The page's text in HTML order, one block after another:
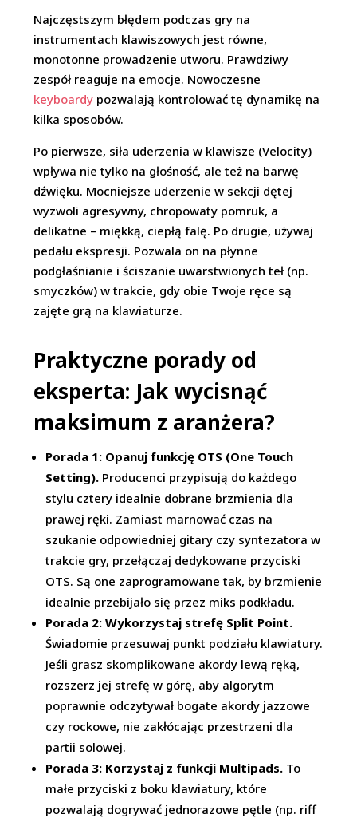
Najczęstszym błędem podczas gry na
instrumentach klawiszowych jest równe,
monotonne prowadzenie utworu. Prawdziwy
zespół reaguje na emocje. Nowoczesne
keyboardy pozwalają kontrolować tę dynamikę na
kilka sposobów.
Po pierwsze, siła uderzenia w klawisze (Velocity)
wpływa nie tylko na głośność, ale też na barwę
dźwięku. Mocniejsze uderzenie w sekcji dętej
wyzwoli agresywny, chropowaty pomruk, a
delikatne – miękką, ciepłą falę. Po drugie, używaj
pedału ekspresji. Pozwala on na płynne
podgłaśnianie i ściszanie uwarstwionych teł (np.
smyczków) w trakcie, gdy obie Twoje ręce są
zajęte grą na klawiaturze.
Praktyczne porady od
eksperta: Jak wycisnąć
maksimum z aranżera?
Porada 1: Opanuj funkcję OTS (One Touch
Setting). Producenci przypisują do każdego
stylu cztery idealnie dobrane brzmienia dla
prawej ręki. Zamiast marnować czas na
szukanie odpowiedniej gitary czy syntezatora w
trakcie gry, przełączaj dedykowane przyciski
OTS. Są one zaprogramowane tak, by brzmienie
idealnie przebijało się przez miks podkładu.
Porada 2: Wykorzystaj strefę Split Point.
Świadomie przesuwaj punkt podziału klawiatury.
Jeśli grasz skomplikowane akordy lewą ręką,
rozszerz jej strefę w górę, aby algorytm
poprawnie odczytywał bogate akordy jazzowe
czy rockowe, nie zakłócając przestrzeni dla
partii solowej.
Porada 3: Korzystaj z funkcji Multipads. To
małe przyciski z boku klawiatury, które
pozwalają dogrywać jednorazowe pętle (np. riff